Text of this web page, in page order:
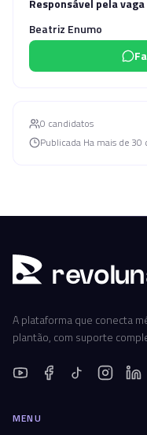
Responsável pela vaga
Beatriz Enumo
0 candidatos
Publicada Ha mais de 30
rev
A plataforma que conecta
plantão, com suporte
MENU